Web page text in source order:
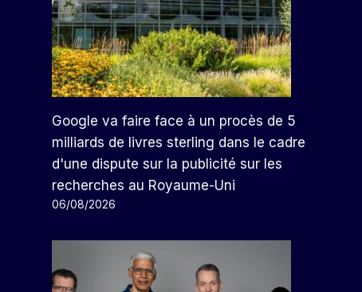
Google va faire face à un procès de 5
milliards de livres sterling dans le cadre
d'une dispute sur la publicité sur les
recherches au Royaume-Uni
06/08/2026